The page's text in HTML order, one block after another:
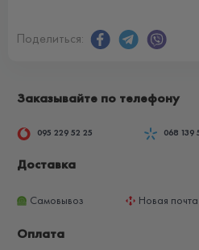
Поделиться:
Заказывайте по телефону
095 229 52 25 068 139
Доставка
Самовывоз Новая почта
Оплата